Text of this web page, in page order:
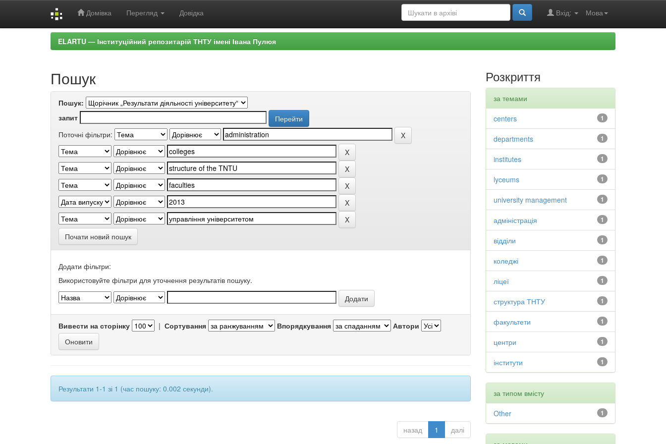
Домівка Перегляд Довідка Мова
Вхід:
ELARTU — Інституційний репозитарій ТНТУ імені Івана Пулюя
Пошук
Пошук:
запит
Поточні фільтри:
Почати новий пошук
Додати фільтри:
Використовуйте фільтри для уточнення результатів пошуку.
Вивести на сторінку | Сортування Впорядкування Автори
Результати 1-1 зі 1 (час пошуку: 0.002 секунди).
назад 1 далі
Розкриття
за темами
1
centers
1
departments
1
institutes
1
lyceums
1
university management
1
адміністрація
1
відділи
1
коледжі
1
ліцеї
1
структура ТНТУ
1
факультети
1
центри
1
інститути
за типом вмісту
1
Other